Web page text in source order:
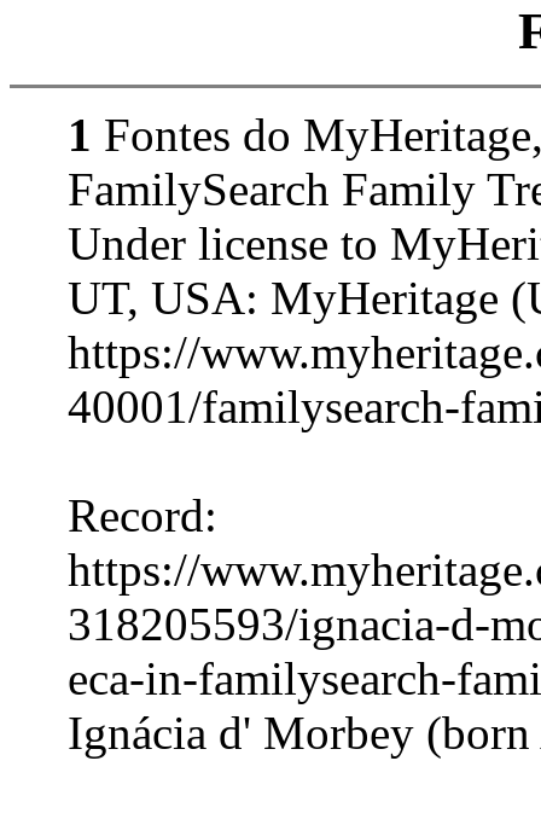
1 Fontes do
FamilySearch Family
Under license to
UT, USA: MyHeritage
https://
40001/familysearch-
Record:
https://
318205593/ignacia-d-
eca-in-familysearch-
Ignácia d' Morbey (born